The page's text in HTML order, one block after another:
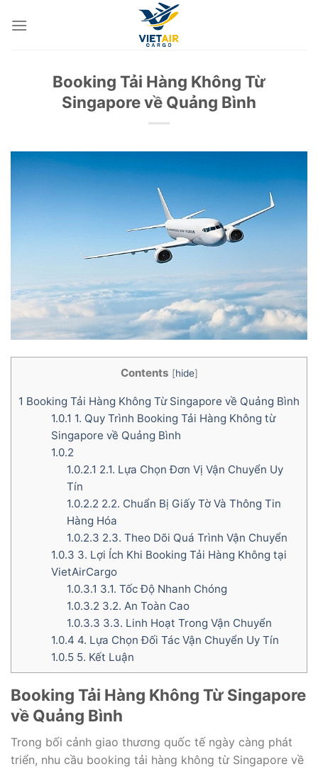
Booking Tải Hàng Không Từ
Singapore về Quảng Bình
Contents [hide]
1 Booking Tải Hàng Không Từ Singapore về Quảng Bình
1.0.1 1. Quy Trình Booking Tải Hàng Không từ
Singapore về Quảng Bình
1.0.2
1.0.2.1 2.1. Lựa Chọn Đơn Vị Vận Chuyển Uy
Tín
1.0.2.2 2.2. Chuẩn Bị Giấy Tờ Và Thông Tin
Hàng Hóa
1.0.2.3 2.3. Theo Dõi Quá Trình Vận Chuyển
1.0.3 3. Lợi Ích Khi Booking Tải Hàng Không tại
VietAirCargo
1.0.3.1 3.1. Tốc Độ Nhanh Chóng
1.0.3.2 3.2. An Toàn Cao
1.0.3.3 3.3. Linh Hoạt Trong Vận Chuyển
1.0.4 4. Lựa Chọn Đối Tác Vận Chuyển Uy Tín
1.0.55. Kết Luận
Booking Tải Hàng Không Từ Singapore
về Quảng Bình
Trong bối cảnh giao thương quốc tế ngày càng phát
triển, nhu cầu booking tải hàng không từ Singapore về